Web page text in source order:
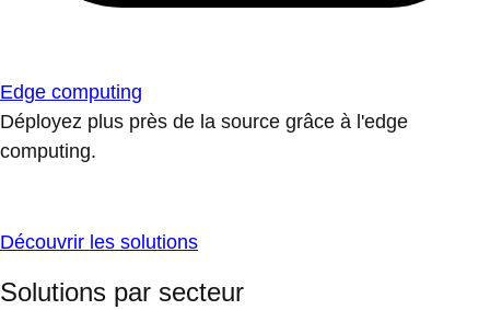
Edge computing
Déployez plus près de la source grâce à l'edge
computing.
Découvrir les solutions
Solutions par secteur